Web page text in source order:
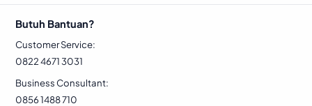
Butuh Bantuan?
Customer Service:
0822 4671 3031
Business Consultant:
0856 1488 710